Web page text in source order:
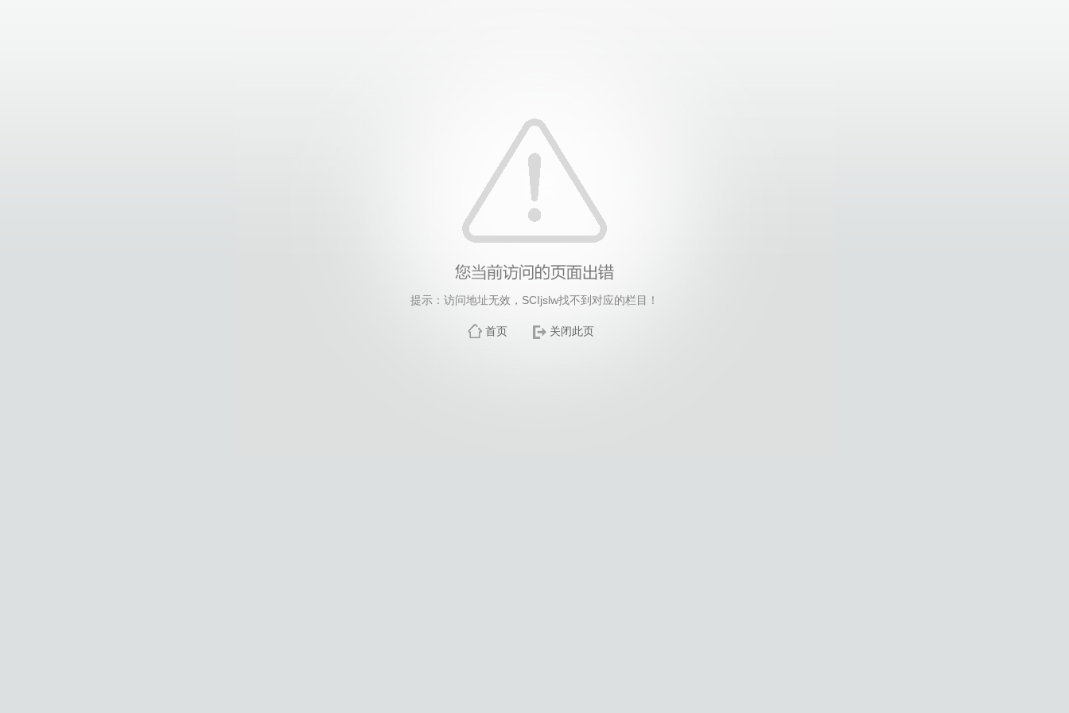
提示：访问地址无效，SCIjslw找不到对应的栏目！
首页 关闭此页